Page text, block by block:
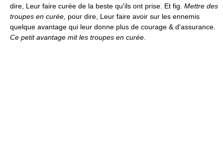
dire, Leur faire curée de la beste qu'ils ont prise. Et fig. Mettre des
troupes en curée, pour dire, Leur faire avoir sur les ennemis
quelque avantage qui leur donne plus de courage & d'assurance.
Ce petit avantage mit les troupes en curée